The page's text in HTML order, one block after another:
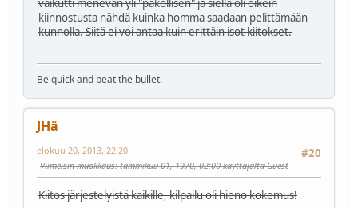
vaikutti menevän yli "pakollisen" ja siellä oli oikein
kiinnostusta nähdä kuinka homma saadaan pelittämään
kunnolla. Siitä ei voi antaa kuin erittäin isot kiitokset.
Be quick and beat the bullet.
JHä
#20
elokuu 20, 2013, 22:20
Viimeisin muokkaus: tammikuu 01, 1970, 02:00 käyttäjältä Guest
Kiitos järjestelyistä kaikille, kilpailu oli hieno kokemus!